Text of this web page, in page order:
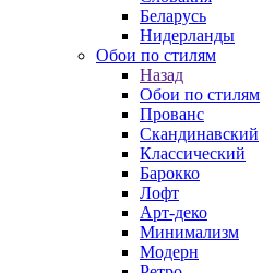
Беларусь
Нидерланды
Обои по стилям
Назад
Обои по стилям
Прованс
Скандинавский
Классический
Барокко
Лофт
Арт-деко
Минимализм
Модерн